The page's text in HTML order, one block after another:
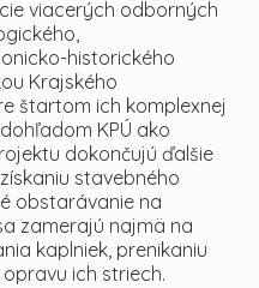
viacerých odborných
historického
Krajského
štartom ich komplexnej
KPÚ ako
dokončujú ďalšie
stavebného
obstarávanie na
zamerajú najmä na
kaplniek, prenikaniu
ich striech.